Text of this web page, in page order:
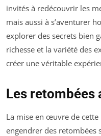
invités à redécouvrir les
mais aussi à s’aventurer
explorer des secrets bien
richesse et la variété des
créer une véritable
Les retombées
La mise en œuvre de
engendrer des retombées